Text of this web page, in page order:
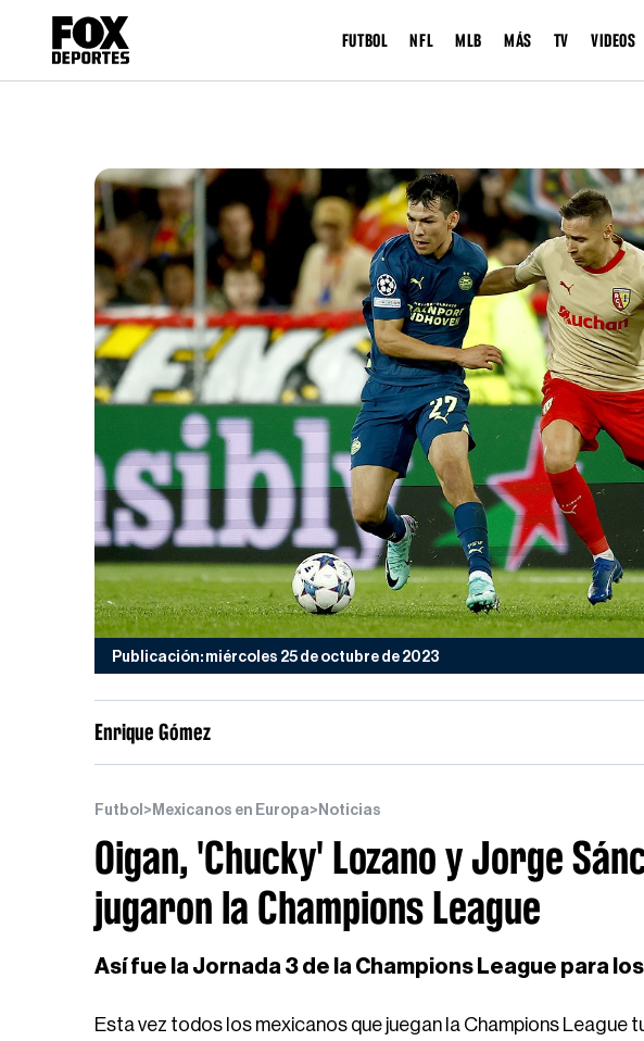
FUTBOL NFL MLB MÁS TV VIDEOS
Publicación: miércoles 25 de octubre de 2023
Enrique Gómez
Futbol > Mexicanos en Europa> Noticias
Oigan, 'Chucky' Lozano y Jorge
jugaron la Champions League
Así fue la Jornada 3 de la Champions League para
Esta vez todos los mexicanos que juegan la Champions League